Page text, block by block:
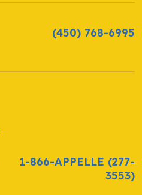
(450) 768-6995
1-866-APPELLE (277-
3553)